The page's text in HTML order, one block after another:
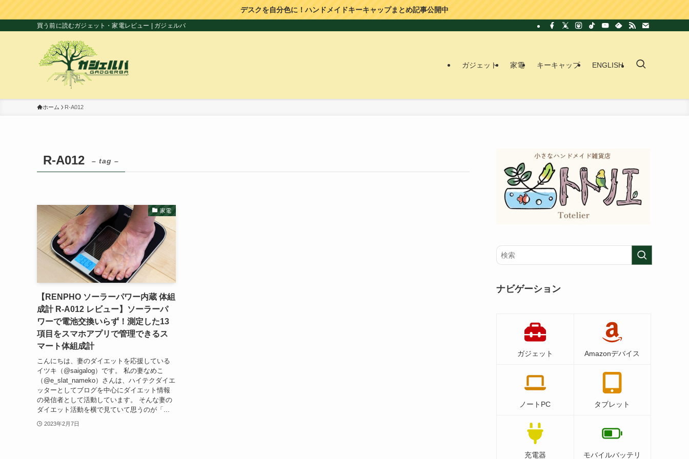
デスクを自分色に！ハンドメイドキーキャップまとめ記事公開中
買う前に読むガジェット・家電レビュー | ガジェルバ
ガジェット 家電 キーキャップ ENGLISH
ホーム R-A012
R-A012 – tag –
家電
【RENPHO ソーラーパワー内蔵 体組
成計 R-A012 レビュー】ソーラーパ
ワーで電池交換いらず！測定した13
項目をスマホアプリで管理できるス
マート体組成計
こんにちは、妻のダイエットを応援している
イツキ（@saigalog）です。 私の妻なめこ
（@e_slat_nameko）さんは、ハイテクダイエ
ッターとしてブログを中心にダイエット情報
の発信者として活動しています。 そんな妻の
ダイエット活動を横で見ていて思うのが「...
2023年2月7日
ナビゲーション
ガジェット Amazonデバイス
ノートPC タブレット
充電器
モバイルバッテリ